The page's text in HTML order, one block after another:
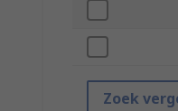
Zoek